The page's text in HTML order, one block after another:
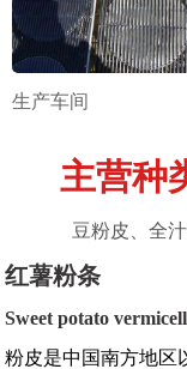
生产车间
主营种
豆粉皮、全
红薯粉条
Sweet potato
粉皮是中国南方地区